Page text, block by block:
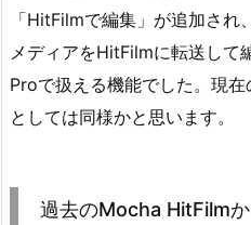
「HitFilmで編集」が追加され
メディアをHitFilmに転送して
Proで扱える機能でした。現
としては同様かと思います。
過去のMocha HitFilm